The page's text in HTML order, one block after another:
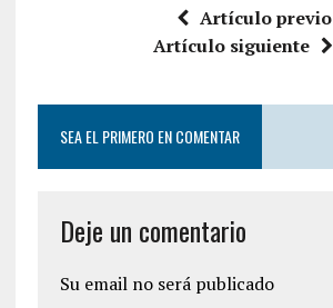
Artículo previo
Artículo siguiente
SEA EL PRIMERO EN COMENTAR
Deje un comentario
Su email no será publicado